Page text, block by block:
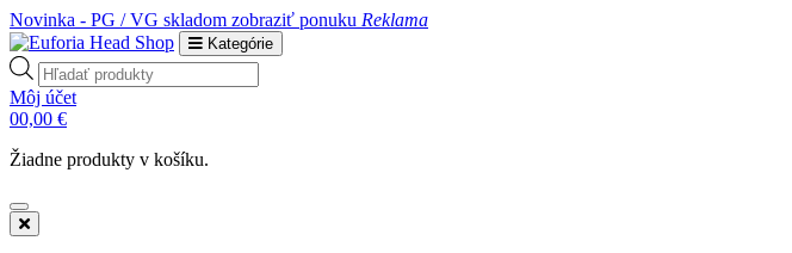
Novinka - PG / VG skladom zobraziť ponuku Reklama
Kategórie
Products
search
Môj účet
00,00 €
Žiadne produkty v košíku.